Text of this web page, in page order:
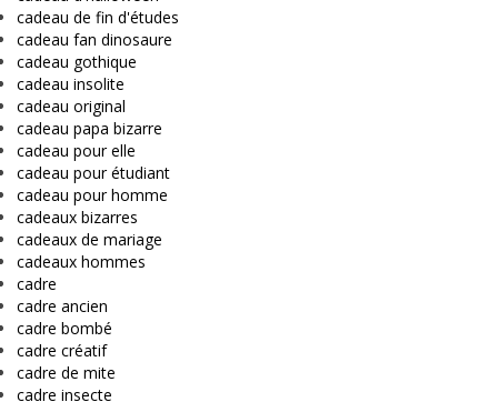
cadeau de fin d'études
cadeau fan dinosaure
cadeau gothique
cadeau insolite
cadeau original
cadeau papa bizarre
cadeau pour elle
cadeau pour étudiant
cadeau pour homme
cadeaux bizarres
cadeaux de mariage
cadeaux hommes
cadre
cadre ancien
cadre bombé
cadre créatif
cadre de mite
cadre insecte